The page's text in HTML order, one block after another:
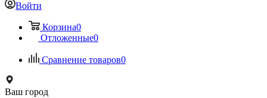
Войти
Корзина0
Отложенные0
Сравнение товаров0
Ваш город